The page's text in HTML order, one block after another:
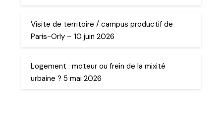
Visite de territoire / campus productif de
Paris-Orly – 10 juin 2026
Logement : moteur ou frein de la mixité
urbaine ? 5 mai 2026